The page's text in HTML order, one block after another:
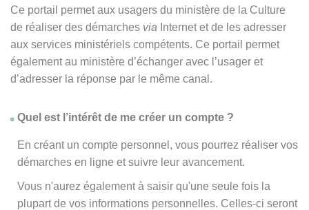
Ce portail permet aux usagers du ministère de la Culture
de réaliser des démarches via Internet et de les adresser
aux services ministériels compétents. Ce portail permet
également au ministère d’échanger avec l’usager et
d’adresser la réponse par le même canal.
Quel est l’intérêt de me créer un compte ?
En créant un compte personnel, vous pourrez réaliser vos
démarches en ligne et suivre leur avancement.
Vous n'aurez également à saisir qu'une seule fois la
plupart de vos informations personnelles. Celles-ci seront